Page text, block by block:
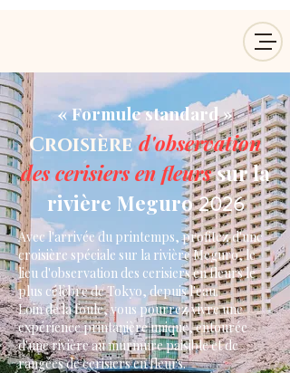
« Formule standard »
Croisièred'observation
des cerisiers en fleurs sur la
rivière Meguro 2026
Avec l'arrivée du printemps, profitez d'une
croisière spéciale sur la rivière Meguro, le
lieu d'observation des cerisiers en fleurs le
plus célèbre de Tokyo, depuis l'eau.
Loin de la foule, vous pourrez vivre une
expérience printanière unique, entourée
d'une rivière au murmure paisible et de
rangées de cerisiers en fleurs.